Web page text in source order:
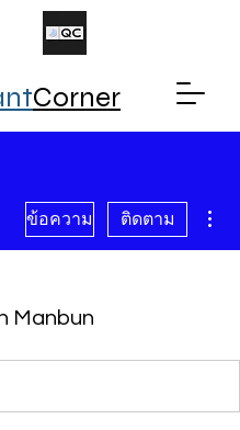
Corner
ข้อความ ติดตาม
Manbun